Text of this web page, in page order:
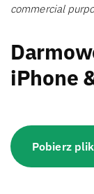
commercial
iPhone
Pobierz